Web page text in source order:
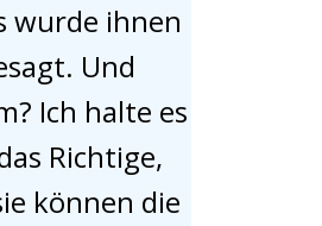
wurde ihnen
Und
Ich halte es
Richtige,
können die